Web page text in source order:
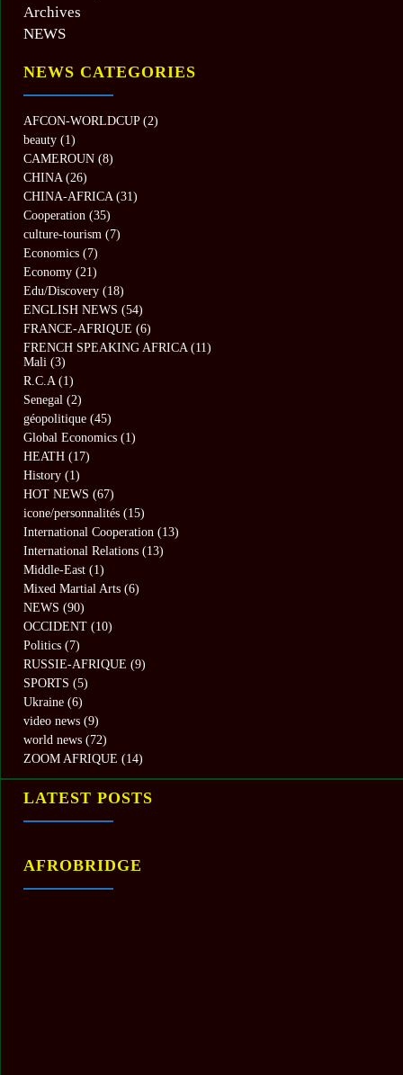
Archives
NEWS
NEWS CATEGORIES
AFCON-WORLDCUP(2)
beauty (1)
CAMEROUN (8)
CHINA (26)
CHINA-AFRICA (31)
Cooperation (35)
culture-tourism (7)
Economics (7)
Economy (21)
Edu/Discovery (18)
ENGLISH NEWS (54)
FRANCE-AFRIQUE (6)
FRENCH SPEAKING AFRICA (11)
Mali (3)
R.C.A (1)
Senegal (2)
géopolitique (45)
Global Economics (1)
HEATH (17)
History (1)
HOT NEWS (67)
icone/personnalités (15)
International Cooperation (13)
International Relations (13)
Middle-East (1)
Mixed Martial Arts (6)
NEWS (90)
OCCIDENT (10)
Politics (7)
RUSSIE-AFRIQUE (9)
SPORTS (5)
Ukraine (6)
video news (9)
world news (72)
ZOOM AFRIQUE (14)
LATEST POSTS
AFROBRIDGE